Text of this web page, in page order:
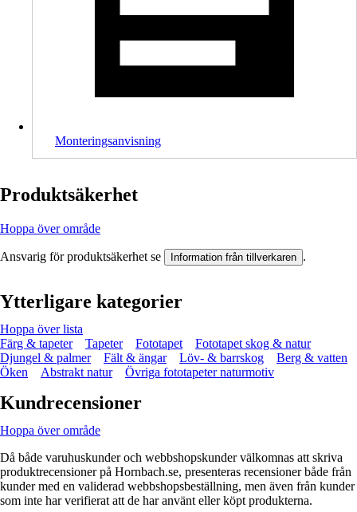
Monteringsanvisning
Produktsäkerhet
Hoppa över område
Ansvarig för produktsäkerhet se Information från tillverkaren .
Ytterligare kategorier
Hoppa över lista
Färg & tapeter
Tapeter Fototapet
Fototapet skog & natur
Djungel & palmer
Fält & ängar Löv- & barrskog
Berg & vatten
Öken
Abstrakt natur Övriga fototapeter naturmotiv
Kundrecensioner
Hoppa över område
Då både varuhuskunder och webbshopskunder välkomnas att skriva
produktrecensioner på Hornbach.se, presenteras recensioner både från
kunder med en validerad webbshopsbeställning, men även från kunder
som inte har verifierat att de har använt eller köpt produkterna.